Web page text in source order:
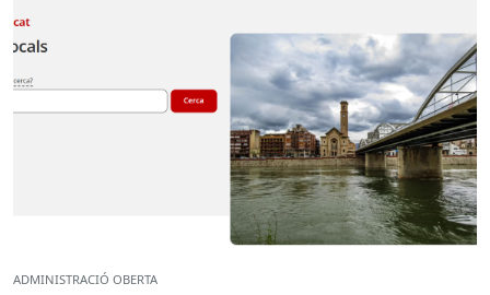
ADMINISTRACIÓ OBERTA